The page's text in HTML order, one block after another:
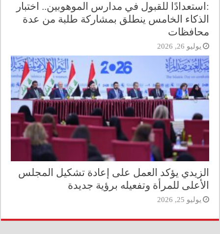
:استعدادًا للقبول في مدارس الموهوبين.. اختبار
الذكاء الخامس ينطلق بمشاركة طلبة من عدة
محافظات
يوليو 26, 2026
الزيدي يؤكد العمل على إعادة تشكيل المجلس
الأعلى للمرأة وتفعيله برؤية جديدة
يوليو 25, 2026